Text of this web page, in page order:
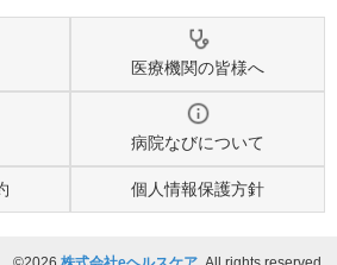
医療機関の皆様へ
病院なびについて
個人情報保護方針